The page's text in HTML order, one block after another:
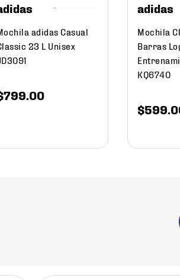
adidas Casual
23 L Unisex
799.00
adidas
Mochila
Barras
KQ6740
$599.